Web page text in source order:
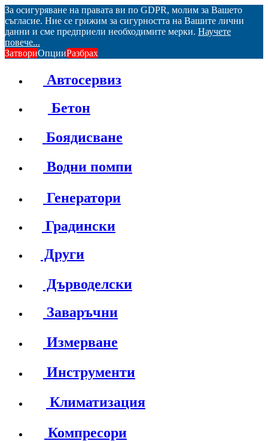
За осигуряване на правата ви по GDPR, молим за Вашето
съгласие. Ние се грижим за сигурността на Вашите лични
данни и сме предприели необходимите мерки. Научете
повече...
ЗатвориОпцииРазбрах
Автосервиз
Бетон
Боядисване
Водни помпи
Генератори
Градински
Други
Дърводелски
Заваръчни
Измерване
Инструменти
Климатизация
Компресори